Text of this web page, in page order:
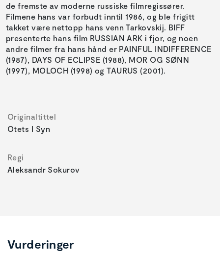
de fremste av moderne russiske filmregissører.
Filmene hans var forbudt inntil 1986, og ble frigitt
takket være nettopp hans venn Tarkovskij. BIFF
presenterte hans film RUSSIAN ARK i fjor, og noen
andre filmer fra hans hånd er PAINFUL INDIFFERENCE
(1987), DAYS OF ECLIPSE (1988), MOR OG SØNN
(1997), MOLOCH (1998) og TAURUS (2001).
Originaltittel
Otets I Syn
Regi
Aleksandr Sokurov
Vurderinger